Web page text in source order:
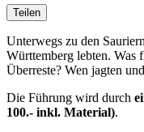
Teilen
Unterwegs zu den
Württemberg lebten. Was
Überreste? Wen jagten
Die Führung wird durch
100.- inkl. Material).